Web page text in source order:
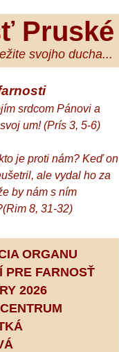
Pruské
svojho ducha...
srdcom Pánovi a
um! (Prís 3, 5-6)
je proti nám? Keď on
ale vydal ho za
by nám s ním
8, 31-32)
ORGANU
PRE FARNOSŤ
2026